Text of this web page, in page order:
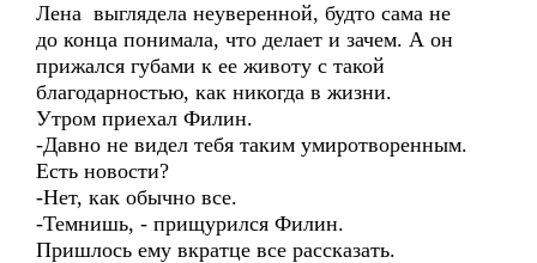
Лена выглядела неуверенной, будто сама не
до конца понимала, что делает и зачем. А он
прижался губами к ее животу с такой
благодарностью, как никогда в жизни.
Утром приехал Филин.
-Давно не видел тебя таким умиротворенным.
Есть новости?
-Нет, как обычно все.
-Темнишь, - прищурился Филин.
Пришлось ему вкратце все рассказать.